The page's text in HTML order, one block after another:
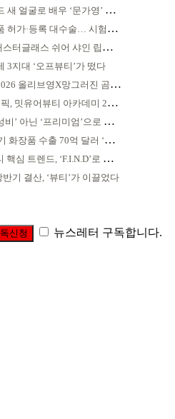
얼굴로 배우 ‘문가영’ 발탁
·등록 대수술… 시험자료 공용 허용
글래스 쉬어 샤인 립스틱’ 출시
3지대 ‘오프뷰티’가 떴다
올리브영X망그러진 곰 콜라보
유어뷰티 아카데미 2기 발대식
아닌 ‘프리미엄’으로 승부걸어야
장품 수출 70억 달러 ‘역대 최고’
심 트렌드, ‘F.I.N.D’로 읽는다
기 결산, ‘뷰티’가 이끌었다
신청 뉴스레터 구독합니다.